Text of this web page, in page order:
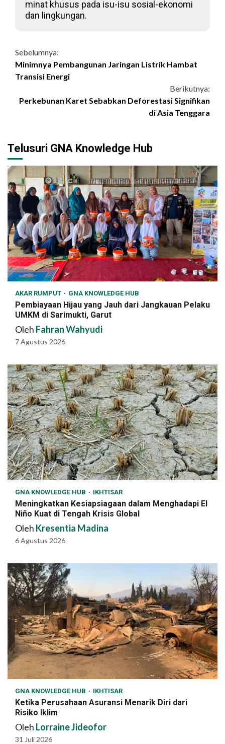
minat khusus pada isu-isu sosial-ekonomi
dan lingkungan.
Continue
Reading
Sebelumnya:
Minimnya Pembangunan Jaringan Listrik Hambat
Transisi Energi
Berikutnya:
Perkebunan Karet Sebabkan Deforestasi Signifikan
di Asia Tenggara
Telusuri GNA Knowledge Hub
AKAR RUMPUT GNA KNOWLEDGE HUB
Pembiayaan Hijau yang Jauh dari Jangkauan Pelaku
UMKM di Sarimukti, Garut
Oleh Fahran Wahyudi
7 Agustus 2026
GNA KNOWLEDGE HUB IKHTISAR
Meningkatkan Kesiapsiagaan dalam Menghadapi El
Niño Kuat di Tengah Krisis Global
Oleh Kresentia Madina
6 Agustus 2026
GNA KNOWLEDGE HUB IKHTISAR
Ketika Perusahaan Asuransi Menarik Diri dari
Risiko Iklim
Oleh Lorraine Jideofor
31 Juli 2026